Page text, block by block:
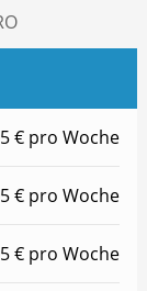
€ pro Woche
€ pro Woche
€ pro Woche